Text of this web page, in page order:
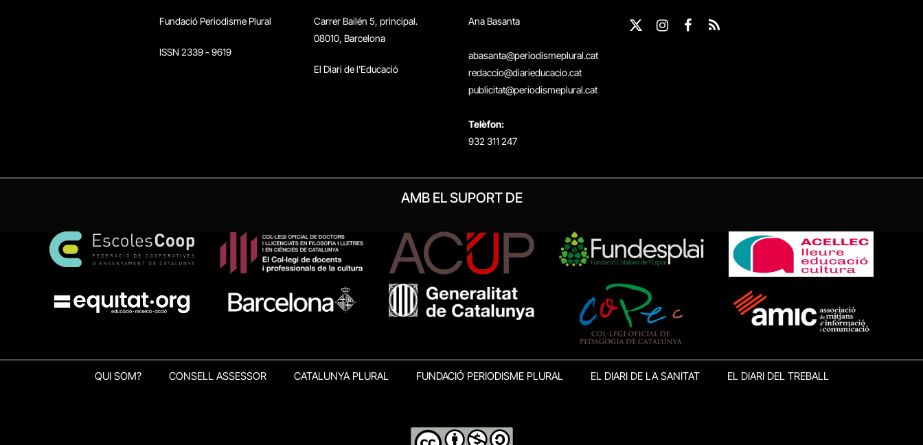
Fundació Periodisme Plural
ISSN 2339 - 9619
Carrer Bailén 5, principal.
08010, Barcelona
El Diari de l'Educació
Ana Basanta
abasanta@periodismeplural.cat
redaccio@diarieducacio.cat
publicitat@periodismeplural.cat
Telèfon:
932 311 247
X
Instagram
Facebook
RSS
AMB EL SUPORT DE
QUI SOM? CONSELL ASSESSOR CATALUNYA PLURAL FUNDACIÓ PERIODISME PLURAL EL DIARI DE LA SANITAT EL DIARI DEL TREBALL